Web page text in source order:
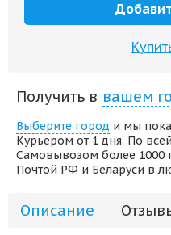
Получить в вашем
Выберите город и мы
Курьером от 1 дня. По
Самовывозом более 1000
Почтой РФ и Беларуси в
Описание